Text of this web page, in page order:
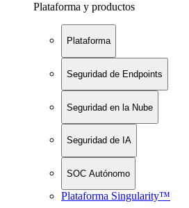
Plataforma y productos
Plataforma
Seguridad de Endpoints
Seguridad en la Nube
Seguridad de IA
SOC Autónomo
Plataforma Singularity™